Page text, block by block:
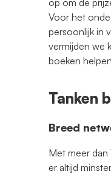
op om de
Voor het
persoonlijk in
vermijden we
boeken
Tanken
Breed
Met meer dan
er altijd